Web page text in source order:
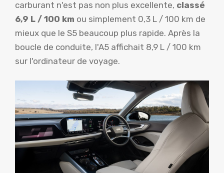
carburant n'est pas non plus excellente, classé
6,9 L / 100 km ou simplement 0,3 L / 100 km de
mieux que le S5 beaucoup plus rapide. Après la
boucle de conduite, l'A5 affichait 8,9 L / 100 km
sur l'ordinateur de voyage.